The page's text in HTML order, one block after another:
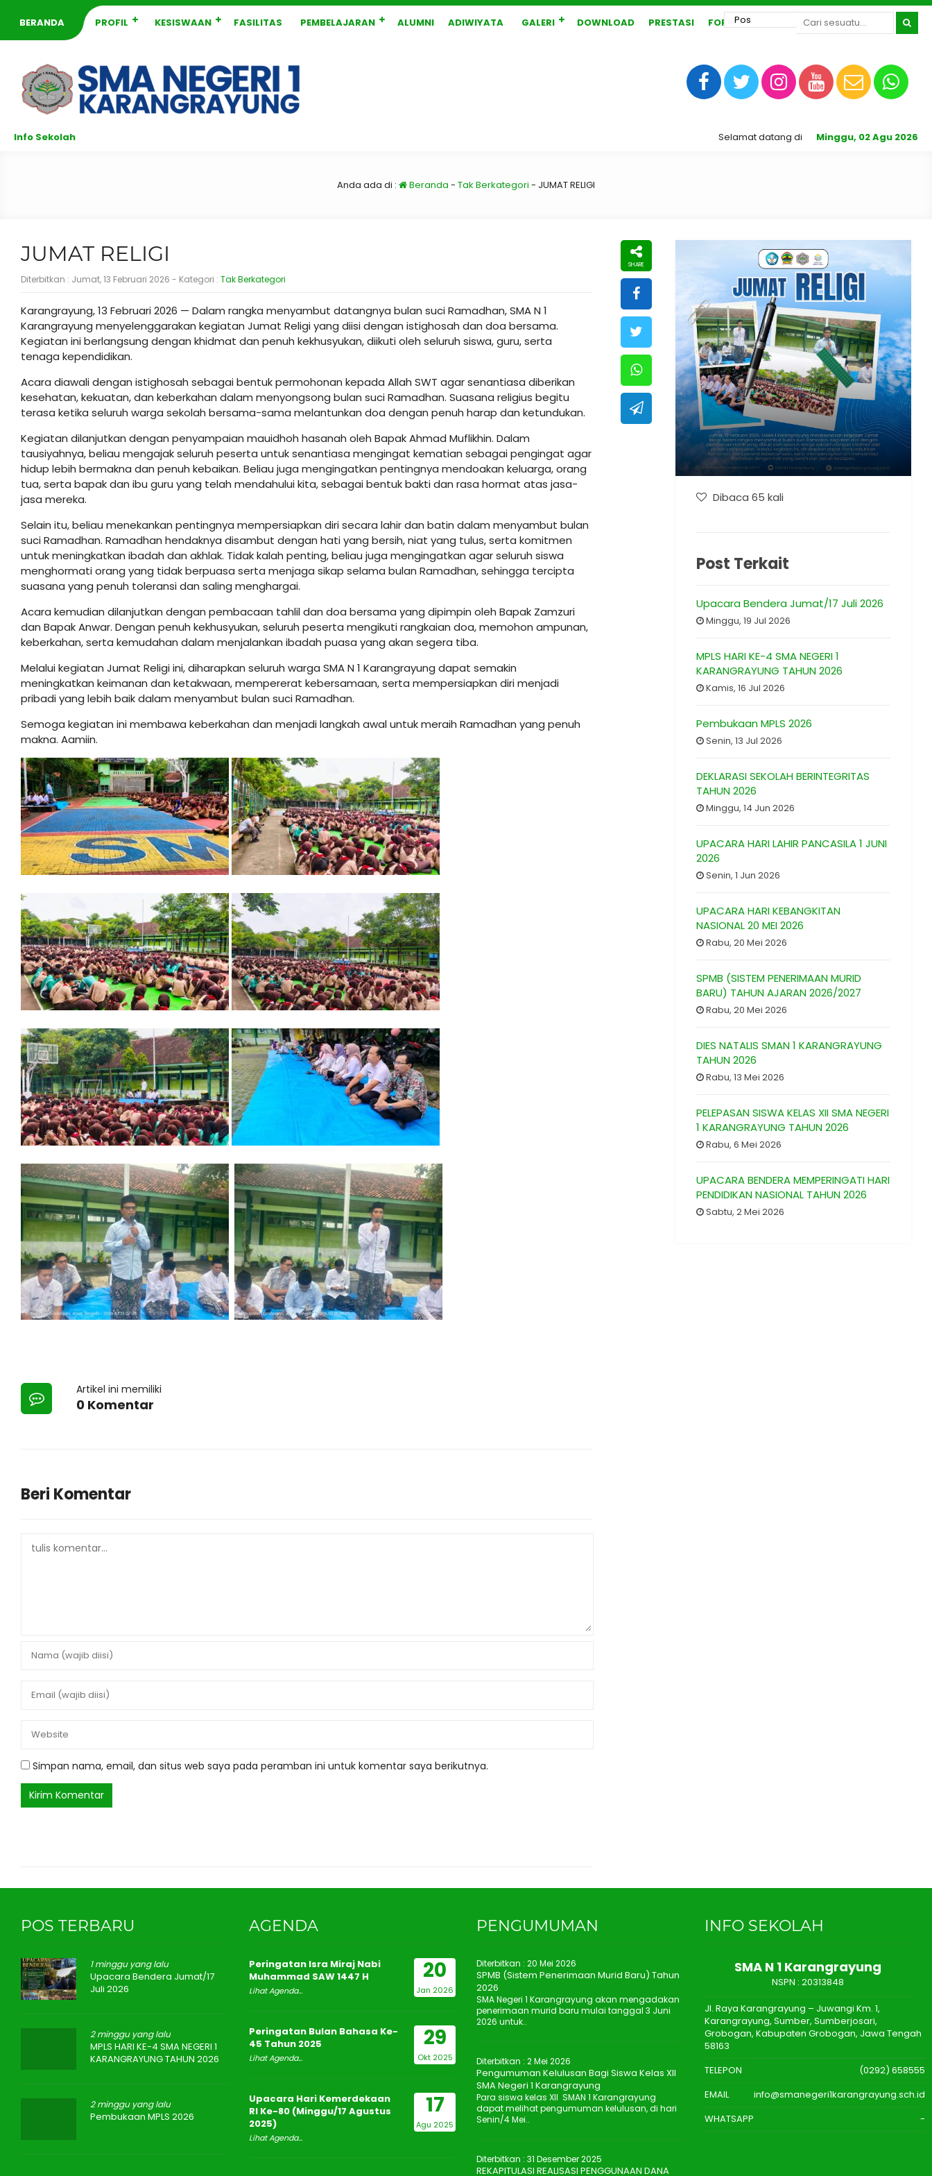
BERANDA PROFIL KESISWAAN FASILITAS PEMBELAJARAN ALUMNI ADIWIYATA GALERI DOWNLOAD PRESTASI FORUM
Info Sekolah Minggu, 02 Agu 2026
Selamat datang di Website Resmi SMA N 1
Anda ada di : Beranda - Tak Berkategori - JUMAT RELIGI
JUMAT RELIGI
Diterbitkan : Jumat, 13 Februari 2026 - Kategori : Tak Berkategori
Karangrayung, 13 Februari 2026 — Dalam rangka menyambut datangnya bulan suci Ramadhan, SMA N 1
Karangrayung menyelenggarakan kegiatan Jumat Religi yang diisi dengan istighosah dan doa bersama.
Kegiatan ini berlangsung dengan khidmat dan penuh kekhusyukan, diikuti oleh seluruh siswa, guru, serta
tenaga kependidikan.
Acara diawali dengan istighosah sebagai bentuk permohonan kepada Allah SWT agar senantiasa diberikan
kesehatan, kekuatan, dan keberkahan dalam menyongsong bulan suci Ramadhan. Suasana religius begitu
terasa ketika seluruh warga sekolah bersama-sama melantunkan doa dengan penuh harap dan ketundukan.
Kegiatan dilanjutkan dengan penyampaian mauidhoh hasanah oleh Bapak Ahmad Muflikhin. Dalam
tausiyahnya, beliau mengajak seluruh peserta untuk senantiasa mengingat kematian sebagai pengingat agar
hidup lebih bermakna dan penuh kebaikan. Beliau juga mengingatkan pentingnya mendoakan keluarga, orang
tua, serta bapak dan ibu guru yang telah mendahului kita, sebagai bentuk bakti dan rasa hormat atas jasa-
jasa mereka.
Selain itu, beliau menekankan pentingnya mempersiapkan diri secara lahir dan batin dalam menyambut bulan
suci Ramadhan. Ramadhan hendaknya disambut dengan hati yang bersih, niat yang tulus, serta komitmen
untuk meningkatkan ibadah dan akhlak. Tidak kalah penting, beliau juga mengingatkan agar seluruh siswa
menghormati orang yang tidak berpuasa serta menjaga sikap selama bulan Ramadhan, sehingga tercipta
suasana yang penuh toleransi dan saling menghargai.
Acara kemudian dilanjutkan dengan pembacaan tahlil dan doa bersama yang dipimpin oleh Bapak Zamzuri
dan Bapak Anwar. Dengan penuh kekhusyukan, seluruh peserta mengikuti rangkaian doa, memohon ampunan,
keberkahan, serta kemudahan dalam menjalankan ibadah puasa yang akan segera tiba.
Melalui kegiatan Jumat Religi ini, diharapkan seluruh warga SMA N 1 Karangrayung dapat semakin
meningkatkan keimanan dan ketakwaan, mempererat kebersamaan, serta mempersiapkan diri menjadi
pribadi yang lebih baik dalam menyambut bulan suci Ramadhan.
Semoga kegiatan ini membawa keberkahan dan menjadi langkah awal untuk meraih Ramadhan yang penuh
makna. Aamiin.
Artikel ini memiliki
0 Komentar
Beri Komentar
Simpan nama, email, dan situs web saya pada peramban ini untuk komentar saya berikutnya.
Dibaca 65 kali
Post Terkait
Upacara Bendera Jumat/17 Juli 2026
Minggu, 19 Jul 2026
MPLS HARI KE-4 SMA NEGERI 1
KARANGRAYUNG TAHUN 2026
Kamis, 16 Jul 2026
Pembukaan MPLS 2026
Senin, 13 Jul 2026
DEKLARASI SEKOLAH BERINTEGRITAS
TAHUN 2026
Minggu, 14 Jun 2026
UPACARA HARI LAHIR PANCASILA 1 JUNI
2026
Senin, 1 Jun 2026
UPACARA HARI KEBANGKITAN
NASIONAL 20 MEI 2026
Rabu, 20 Mei 2026
SPMB (SISTEM PENERIMAAN MURID
BARU) TAHUN AJARAN 2026/2027
Rabu, 20 Mei 2026
DIES NATALIS SMAN 1 KARANGRAYUNG
TAHUN 2026
Rabu, 13 Mei 2026
PELEPASAN SISWA KELAS XII SMA NEGERI
1 KARANGRAYUNG TAHUN 2026
Rabu, 6 Mei 2026
UPACARA BENDERA MEMPERINGATI HARI
PENDIDIKAN NASIONAL TAHUN 2026
Sabtu, 2 Mei 2026
POS TERBARU
1 minggu yang lalu
Upacara Bendera Jumat/17
Juli 2026
2 minggu yang lalu
MPLS HARI KE-4 SMA NEGERI 1
KARANGRAYUNG TAHUN 2026
2 minggu yang lalu
Pembukaan MPLS 2026
AGENDA
20
Jan 2026
Peringatan Isra Miraj Nabi
Muhammad SAW 1447 H
Lihat Agenda...
29
Okt 2025
Peringatan Bulan Bahasa Ke-
45 Tahun 2025
Lihat Agenda...
17
Agu 2025
Upacara Hari Kemerdekaan
RI Ke-80 (Minggu/17 Agustus
2025)
Lihat Agenda...
PENGUMUMAN
Diterbitkan : 20 Mei 2026
SPMB (Sistem Penerimaan Murid Baru) Tahun
2026
SMA Negeri 1 Karangrayung akan mengadakan
penerimaan murid baru mulai tanggal 3 Juni
2026 untuk..
Diterbitkan : 2 Mei 2026
Pengumuman Kelulusan Bagi Siswa Kelas XII
SMA Negeri 1 Karangrayung
Para siswa kelas XII SMAN 1 Karangrayung
dapat melihat pengumuman kelulusan, di hari
Senin/4 Mei..
Diterbitkan : 31 Desember 2025
REKAPITULASI REALISASI PENGGUNAAN DANA
INFO SEKOLAH
SMA N 1 Karangrayung
NSPN : 20313848
Jl. Raya Karangrayung – Juwangi Km. 1,
Karangrayung, Sumber, Sumberjosari,
Grobogan, Kabupaten Grobogan, Jawa Tengah
58163
TELEPON
(0292) 658555
EMAIL
info@smanegeri1karangrayung.sch.id
WHATSAPP
-